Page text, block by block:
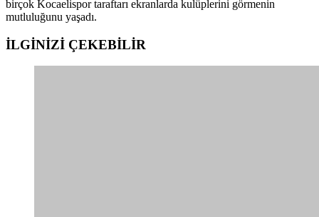
birçok Kocaelispor taraftarı ekranlarda kulüplerini görmenin
mutluluğunu yaşadı.
İLGİNİZİ ÇEKEBİLİR